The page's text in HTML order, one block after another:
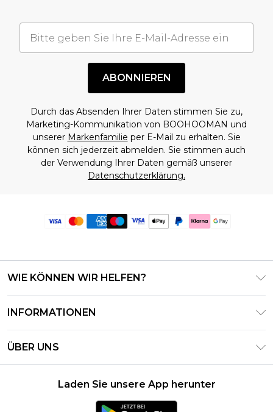
ABONNIEREN
Durch das Absenden Ihrer Daten stimmen Sie zu,
Marketing-Kommunikation von BOOHOOMAN und
unserer Markenfamilie per E-Mail zu erhalten. Sie
können sich jederzeit abmelden. Sie stimmen auch
der Verwendung Ihrer Daten gemäß unserer
Datenschutzerklärung.
WIE KÖNNEN WIR HELFEN?
Meine Bestellung verfolgen & zurücksenden
Lieferoptionen
Rückgaberecht – Aktualisiert Mai 2026
INFORMATIONEN
Geschäftsbedingungen – Aktualisiert Juni 2026
Geschenkkarten-Guthaben
ÜBER UNS
Laden Sie unsere App herunter